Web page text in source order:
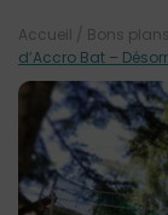
Accueil / Bons plans
d’Accro Bat –